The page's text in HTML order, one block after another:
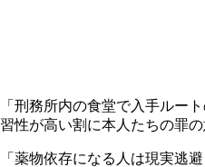
「刑務所内の食堂で入手ルー
習性が高い割に本人たちの罪
「薬物依存になる人は現実逃